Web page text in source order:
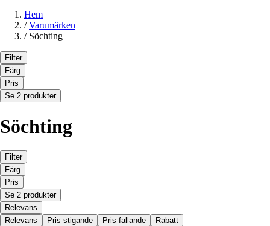
Hem
/ Varumärken
/ Söchting
Filter
Färg
Pris
Se 2 produkter
Söchting
Filter
Färg
Pris
Se 2 produkter
Relevans
Relevans
Pris stigande Pris fallande Rabatt